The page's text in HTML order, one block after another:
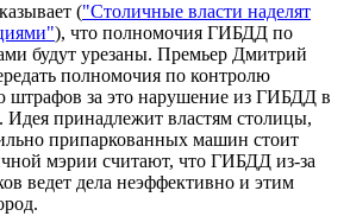
("Столичные власти наделят
), что полномочия ГИБДД по
будут урезаны. Премьер Дмитрий
полномочия по контролю
штрафов за это нарушение из ГИБДД в
принадлежит властям столицы,
припаркованных машин стоит
мэрии считают, что ГИБДД из-за
ведет дела неэффективно и этим